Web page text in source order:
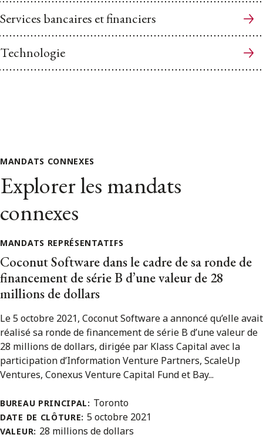
Services bancaires et financiers
Technologie
MANDATS CONNEXES
Explorer les mandats
connexes
MANDATS REPRÉSENTATIFS
Coconut Software dans le cadre de sa ronde de
financement de série B d’une valeur de 28
millions de dollars
Le 5 octobre 2021, Coconut Software a annoncé qu’elle avait
réalisé sa ronde de financement de série B d’une valeur de
28 millions de dollars, dirigée par Klass Capital avec la
participation d’Information Venture Partners, ScaleUp
Ventures, Conexus Venture Capital Fund et Bay...
BUREAU PRINCIPAL: Toronto
DATE DE CLÔTURE: 5 octobre 2021
VALEUR: 28 millions de dollars